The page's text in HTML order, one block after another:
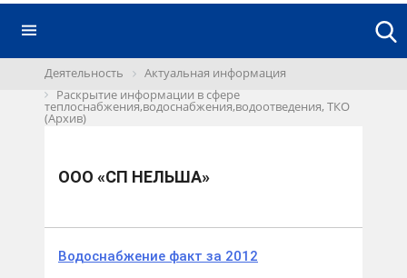
Деятельность
Актуальная информация
Раскрытие информации в сфере
теплоснабжения,водоснабжения,водоотведения, ТКО
(Архив)
ООО «СП НЕЛЬША»
Водоснабжение факт за 2012